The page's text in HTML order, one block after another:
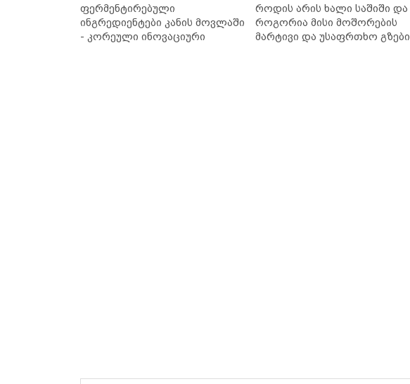
ფერმენტირებული
ინგრედიენტები კანის მოვლაში
- კორეული ინოვაციური
როდის არის ხალი საშიში და
როგორია მისი მოშორების
მარტივი და უსაფრთხო გზები